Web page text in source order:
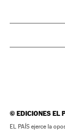
©EDICIONES EL
EL PAÍS ejerce la